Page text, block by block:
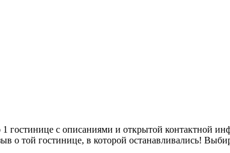
с описаниями и открытой контактной
о той гостинице, в которой останавливались!